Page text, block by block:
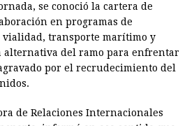
se conoció la cartera de
en programas de
transporte marítimo y
alternativa del ramo para enfrentar
por el recrudecimiento del
de Relaciones Internacionales